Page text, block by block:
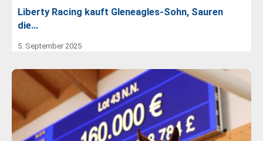
Liberty Racing kauft Gleneagles-Sohn, Sauren
die…
5. September 2025